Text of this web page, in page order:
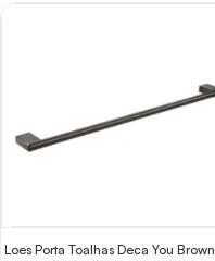
Loes Porta Toalhas Deca You Brown